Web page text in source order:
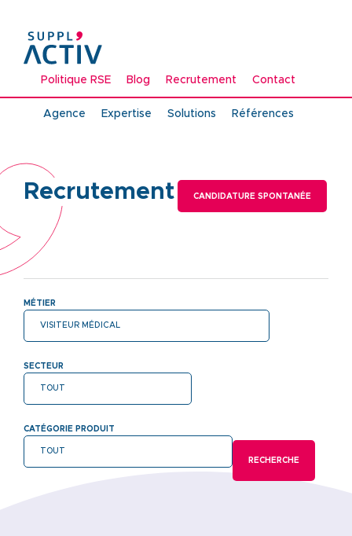
contenu
principal
Navigation
Politique RSE Blog Recrutement Contact
Agence Expertise Solutions Références
Recrutement CANDIDATURE SPONTANÉE
MÉTIER
SECTEUR
CATÉGORIE PRODUIT